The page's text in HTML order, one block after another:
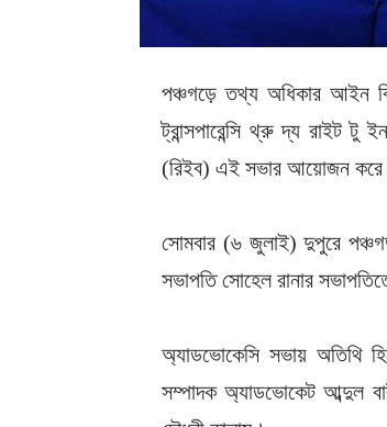
পঞ্চগড়ে তথ্য অধিকার আইন
ট্রান্সপারেন্সি থ্রু দ্য রাইট টু
(রিইব) এই সভার আয়োজন
সোমবার (৬ জুলাই) দুপুরে
সভাপতি সোহেল রানার
অ্যাডভোকেসি সভায় অতিথি
সম্পাদক অ্যাডভোকেট আব্দুল